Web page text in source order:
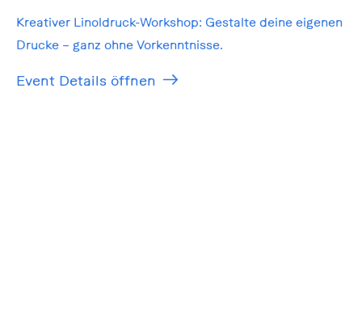
Kreativer Linoldruck-Workshop: Gestalte deine eigenen
Drucke – ganz ohne Vorkenntnisse.
Event Details öffnen